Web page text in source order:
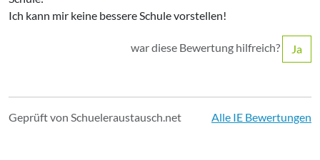
Ich kann mir keine bessere Schule vorstellen!
war diese Bewertung hilfreich? Ja
Geprüft von Schueleraustausch.net Alle IE Bewertungen